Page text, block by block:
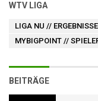
WTV LIGA
LIGA NU // ERGEBNISSE
MYBIGPOINT //
BEITRÄGE